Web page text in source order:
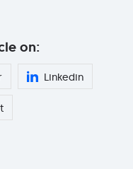
on:
Linkedin